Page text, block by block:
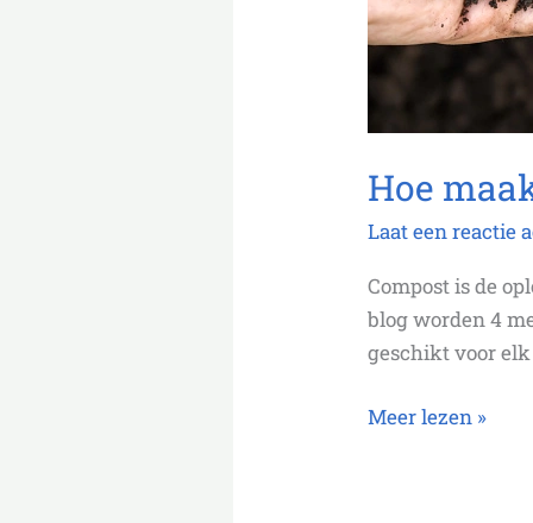
Hoe
Laat een reactie
Compost is de
blog worden 4
geschikt voor
Meer lezen »